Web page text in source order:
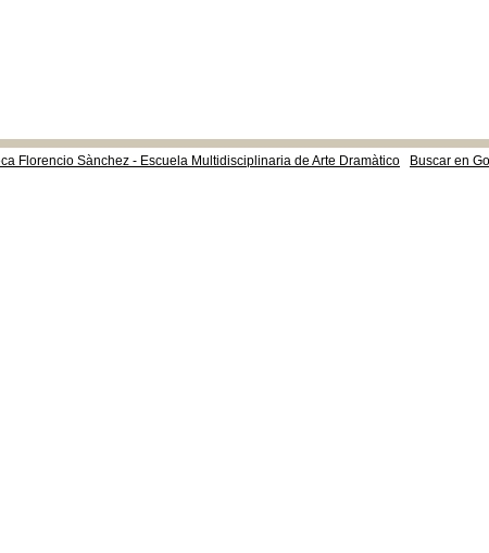
Florencio Sànchez - Escuela Multidisciplinaria de Arte Dramàtico Buscar en